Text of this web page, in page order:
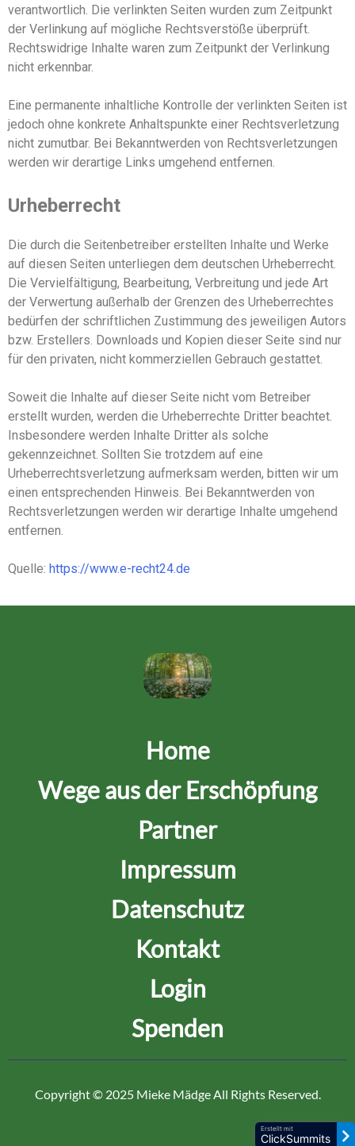
verantwortlich. Die verlinkten Seiten wurden zum Zeitpunkt
der Verlinkung auf mögliche Rechtsverstöße überprüft.
Rechtswidrige Inhalte waren zum Zeitpunkt der Verlinkung
nicht erkennbar.
Eine permanente inhaltliche Kontrolle der verlinkten Seiten ist
jedoch ohne konkrete Anhaltspunkte einer Rechtsverletzung
nicht zumutbar. Bei Bekanntwerden von Rechtsverletzungen
werden wir derartige Links umgehend entfernen.
Urheberrecht
Die durch die Seitenbetreiber erstellten Inhalte und Werke
auf diesen Seiten unterliegen dem deutschen Urheberrecht.
Die Vervielfältigung, Bearbeitung, Verbreitung und jede Art
der Verwertung außerhalb der Grenzen des Urheberrechtes
bedürfen der schriftlichen Zustimmung des jeweiligen Autors
bzw. Erstellers. Downloads und Kopien dieser Seite sind nur
für den privaten, nicht kommerziellen Gebrauch gestattet.
Soweit die Inhalte auf dieser Seite nicht vom Betreiber
erstellt wurden, werden die Urheberrechte Dritter beachtet.
Insbesondere werden Inhalte Dritter als solche
gekennzeichnet. Sollten Sie trotzdem auf eine
Urheberrechtsverletzung aufmerksam werden, bitten wir um
einen entsprechenden Hinweis. Bei Bekanntwerden von
Rechtsverletzungen werden wir derartige Inhalte umgehend
entfernen.
Quelle: https://www.e-recht24.de
Home
Wege aus der Erschöpfung
Partner
Impressum
Datenschutz
Kontakt
Login
Spenden
Copyright © 2025 Mieke Mädge All Rights Reserved.
Erstellt mit
ClickSummits